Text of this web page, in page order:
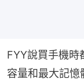
FYY說買手機時
容量和最大記